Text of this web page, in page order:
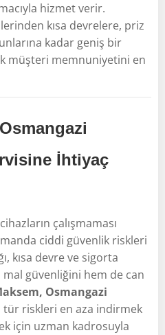
hizmet verir.
kısa devrelere, priz
kadar geniş bir
müşteri memnuniyetini en
İhtiyaç
çalışmaması
ciddi güvenlik riskleri
kısa devre ve sigorta
güvenliğini hem de can
Osmangazi
tür riskleri en aza indirmek
için uzman kadrosuyla